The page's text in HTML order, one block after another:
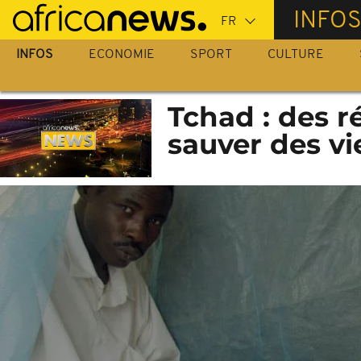
Passer
au
contenu
INFOS
INFOS ECONOMIE SPORT CULTURE
Tchad : des
sauver des